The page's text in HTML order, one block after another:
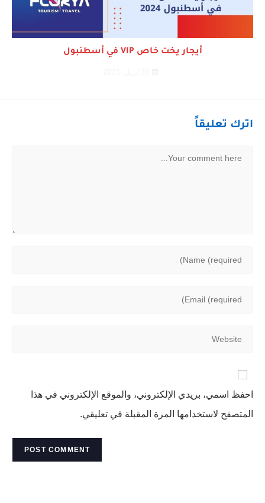
أيجار يخت خاص VIP في أسطنبول
اترك تعليقاً
احفظ اسمي، بريدي الإلكتروني، والموقع الإلكتروني في هذا
المتصفح لاستخدامها المرة المقبلة في تعليقي.